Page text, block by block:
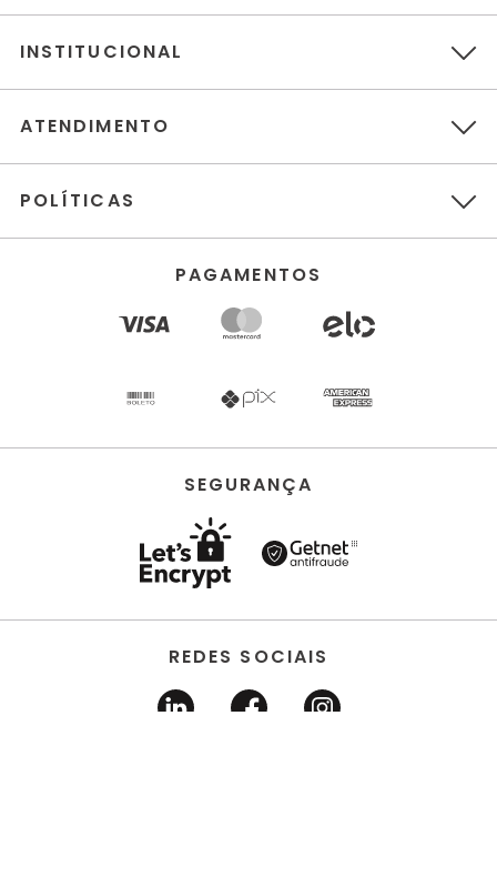
INSTITUCIONAL
ATENDIMENTO
POLÍTICAS
PAGAMENTOS
SEGURANÇA
REDES SOCIAIS